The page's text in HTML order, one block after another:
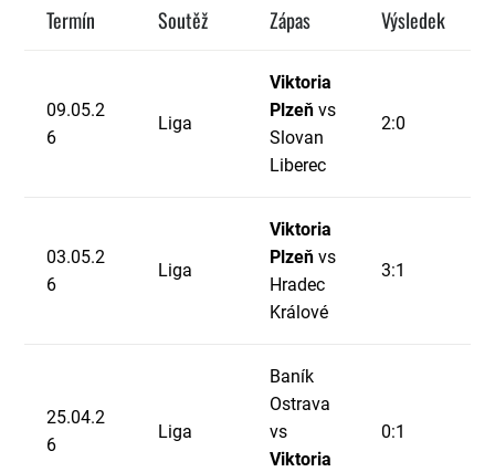
Termín Soutěž Zápas Výsledek
09.05.2
6
Liga
Viktoria
Plzeň vs
Slovan
Liberec
2:0
03.05.2
6
Liga
Viktoria
Plzeň vs
Hradec
Králové
3:1
25.04.2
6
Liga
Baník
Ostrava
vs
Viktoria
0:1